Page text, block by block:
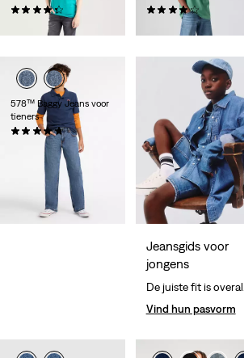
(49) (6)
578™ Baggy Jeans voor
tieners
(22)
Jeansgids voor
jongens
De juiste fit is overal.
Vind hun pasvorm